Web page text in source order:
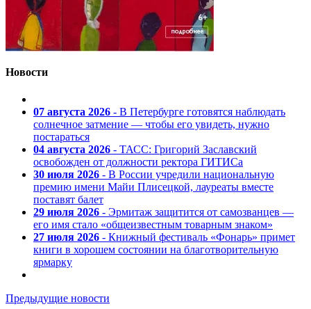
Новости
07 августа 2026 - В Петербурге готовятся наблюдать
солнечное затмение — чтобы его увидеть, нужно
постараться
04 августа 2026 - ТАСС: Григорий Заславский
освобожден от должности ректора ГИТИСа
30 июля 2026 - В России учредили национальную
премию имени Майи Плисецкой, лауреаты вместе
поставят балет
29 июля 2026 - Эрмитаж защитится от самозванцев —
его имя стало «общеизвестным товарным знаком»
27 июля 2026 - Книжный фестиваль «Фонарь» примет
книги в хорошем состоянии на благотворительную
ярмарку
Предыдущие новости